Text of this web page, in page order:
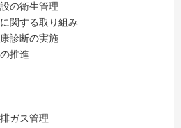
の衛生管理
関する取り組み
診断の実施
推進
ガス管理